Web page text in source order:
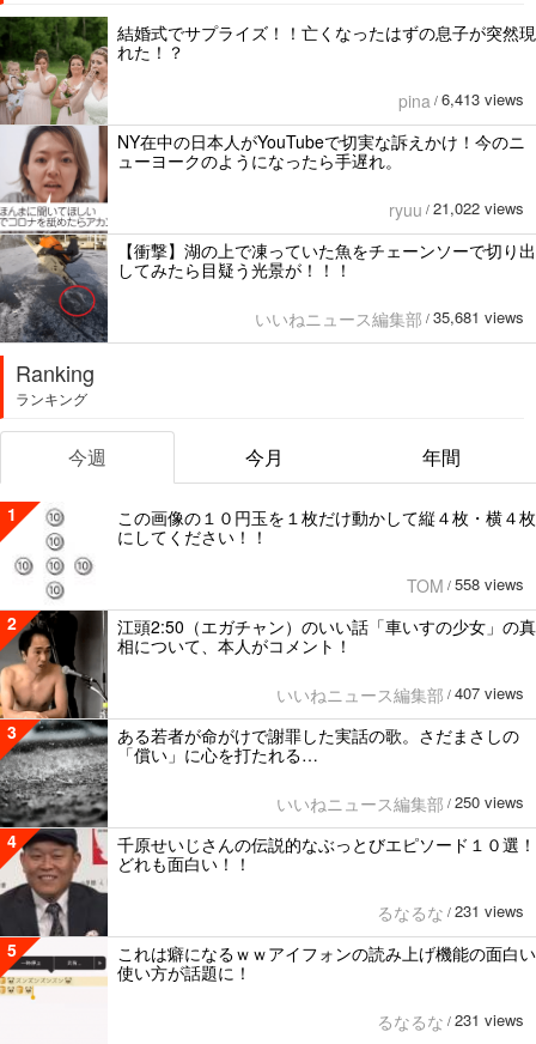
結婚式でサプライズ！！亡くなったはずの息子が突然現
れた！？
pina / 6,413 views
NY在中の日本人がYouTubeで切実な訴えかけ！今のニ
ューヨークのようになったら手遅れ。
ryuu / 21,022 views
【衝撃】湖の上で凍っていた魚をチェーンソーで切り出
してみたら目疑う光景が！！！
いいねニュース編集部 / 35,681 views
Ranking
ランキング
今週 今月 年間
1
この画像の１０円玉を１枚だけ動かして縦４枚・横４枚
にしてください！！
TOM / 558 views
2
江頭2:50（エガチャン）のいい話「車いすの少女」の真
相について、本人がコメント！
いいねニュース編集部 / 407 views
3
ある若者が命がけで謝罪した実話の歌。さだまさしの
「償い」に心を打たれる…
いいねニュース編集部 / 250 views
4
千原せいじさんの伝説的なぶっとびエピソード１０選！
どれも面白い！！
るなるな / 231 views
5
これは癖になるｗｗアイフォンの読み上げ機能の面白い
使い方が話題に！
るなるな / 231 views